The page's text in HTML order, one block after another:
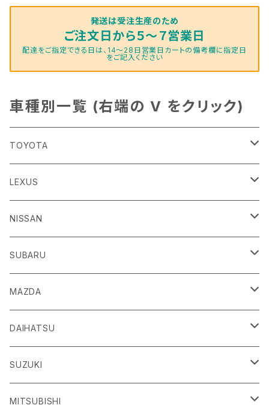
発送は受注生産のため
ご注文日から５～７営業日
配達をご指定できる日は、14～28日営業日カートの備考欄に指定日
をご記入ください
車種別一覧 (右端の V をクリック)
TOYOTA
86
H24/4～R3/8 ZN6
GR86
R3/10～ ZN8
ｂＢ
H17/12～H28/8 20系
ｂZ４X
R4/5~ XEAM10/11/15・YEAM15
Ｃ-ＨＲ
H28/12~ 10/50系
ＦＪクルーザー
H22/12～H30/1 GSJ15W
ＩＱ（アイキュー）
LEXUS
ＣＴ
H23/1～R4/11
ＥＳ
H30/10～
ＧＳ
H24/1～R2/7
ＨＳ
H21/7～H30/3
ＩＳ
H25/5～
ＬＢＸ
NISSAN
ＡＤ
H18/12～ Y12
ＧＴ－Ｒ
H19/12～ R35
ＮＴ１００クリッパートラック
H25/12～ DR16T
ＮV１００クリッパーバン/リオ
H25/12～H27/3 DR64
アリア
SUBARU
ＢＲＺ
H24/3～R3/8 ZC6
R3/8～ ZD8
ＷＲＸ Ｓ４/ＳＴＩ
H26/8～R3/3 VA系
ＸＶ/ＸＶハイブリット
H25/6～H29/4 GPE
インプレッサ /G4/スポーツ
MAZDA
ＣＸ－３
H27/2～ DK系
ＣＸ－５
H24/2～H29/2 KE系
ＣＸ－８
DAIHATSU
アトレー
H17/5～ S300/S700系
アルティス
SUZUKI
eビターラ
MITSUBISHI